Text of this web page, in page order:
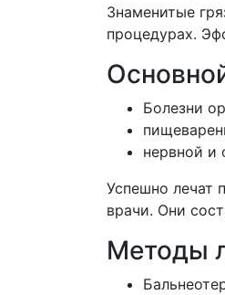
Знаменитые
процедурах.
Болезни
нервной и
Успешно лечат
врачи. Они
Методы